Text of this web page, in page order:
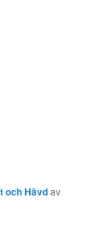
och Hävdav